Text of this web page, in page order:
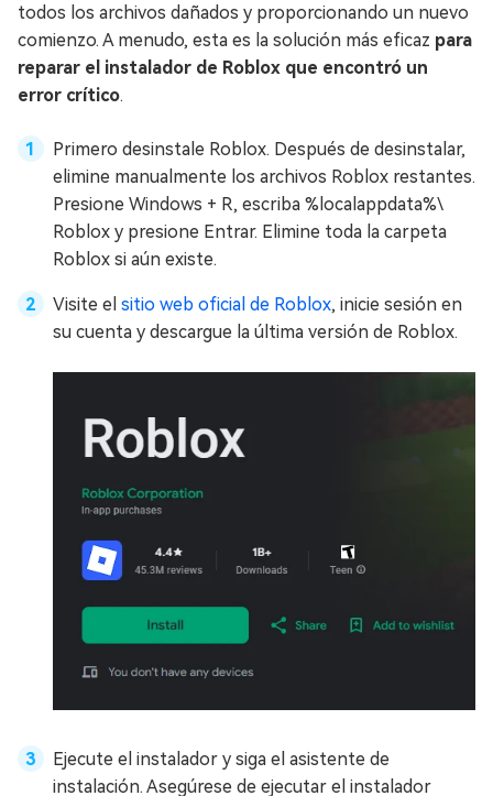
todos los archivos dañados y proporcionando un nuevo
comienzo. A menudo, esta es la solución más eficaz para
reparar el instalador de Roblox que encontró un
error crítico.
Primero desinstale Roblox. Después de desinstalar,
elimine manualmente los archivos Roblox restantes.
Presione Windows + R, escriba %localappdata%\
Roblox y presione Entrar. Elimine toda la carpeta
Roblox si aún existe.
Visite el sitio web oficial de Roblox, inicie sesión en
su cuenta y descargue la última versión de Roblox.
Ejecute el instalador y siga el asistente de
instalación. Asegúrese de ejecutar el instalador